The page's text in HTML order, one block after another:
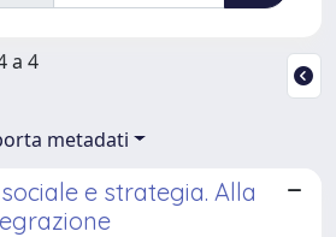
a 4
metadati
e strategia. Alla